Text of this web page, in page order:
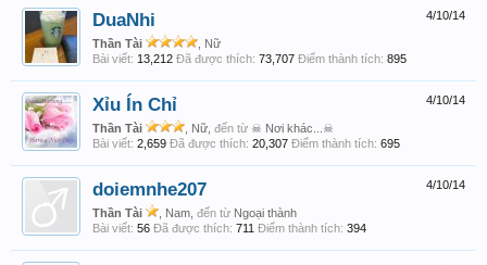
4/10/14
DuaNhi
Thần Tài
, Nữ
Bài viết: 13,212 Đã được thích: 73,707 Điểm thành tích: 895
4/10/14
Xỉu Ín Chỉ
Thần Tài , Nữ, đến từ ☠ Nơi khác...☠
Bài viết: 2,659 Đã được thích: 20,307 Điểm thành tích: 695
4/10/14
doiemnhe207
Thần Tài , Nam, đến từ Ngoại thành
Bài viết: 56 Đã được thích: 711 Điểm thành tích: 394